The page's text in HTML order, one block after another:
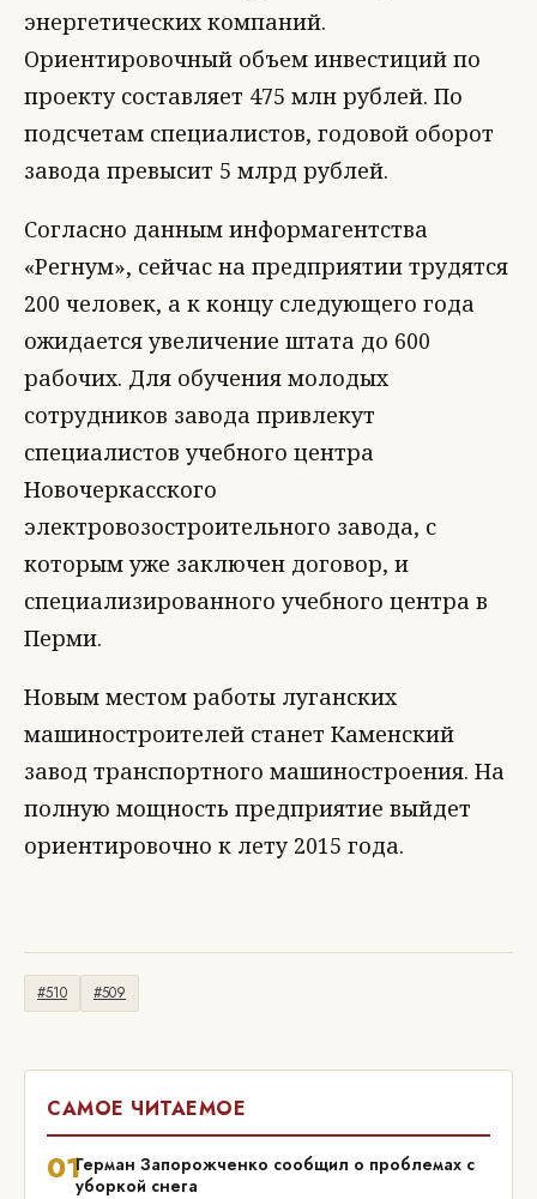
энергетических компаний.
Ориентировочный объем инвестиций по
проекту составляет 475 млн рублей. По
подсчетам специалистов, годовой оборот
завода превысит 5 млрд рублей.
Согласно данным информагентства
«Регнум», сейчас на предприятии трудятся
200 человек, а к концу следующего года
ожидается увеличение штата до 600
рабочих. Для обучения молодых
сотрудников завода привлекут
специалистов учебного центра
Новочеркасского
электровозостроительного завода, с
которым уже заключен договор, и
специализированного учебного центра в
Перми.
Новым местом работы луганских
машиностроителей станет Каменский
завод транспортного машиностроения. На
полную мощность предприятие выйдет
ориентировочно к лету 2015 года.
#510 #509
САМОЕ ЧИТАЕМОЕ
01Герман Запорожченко сообщил о проблемах с
уборкой снега